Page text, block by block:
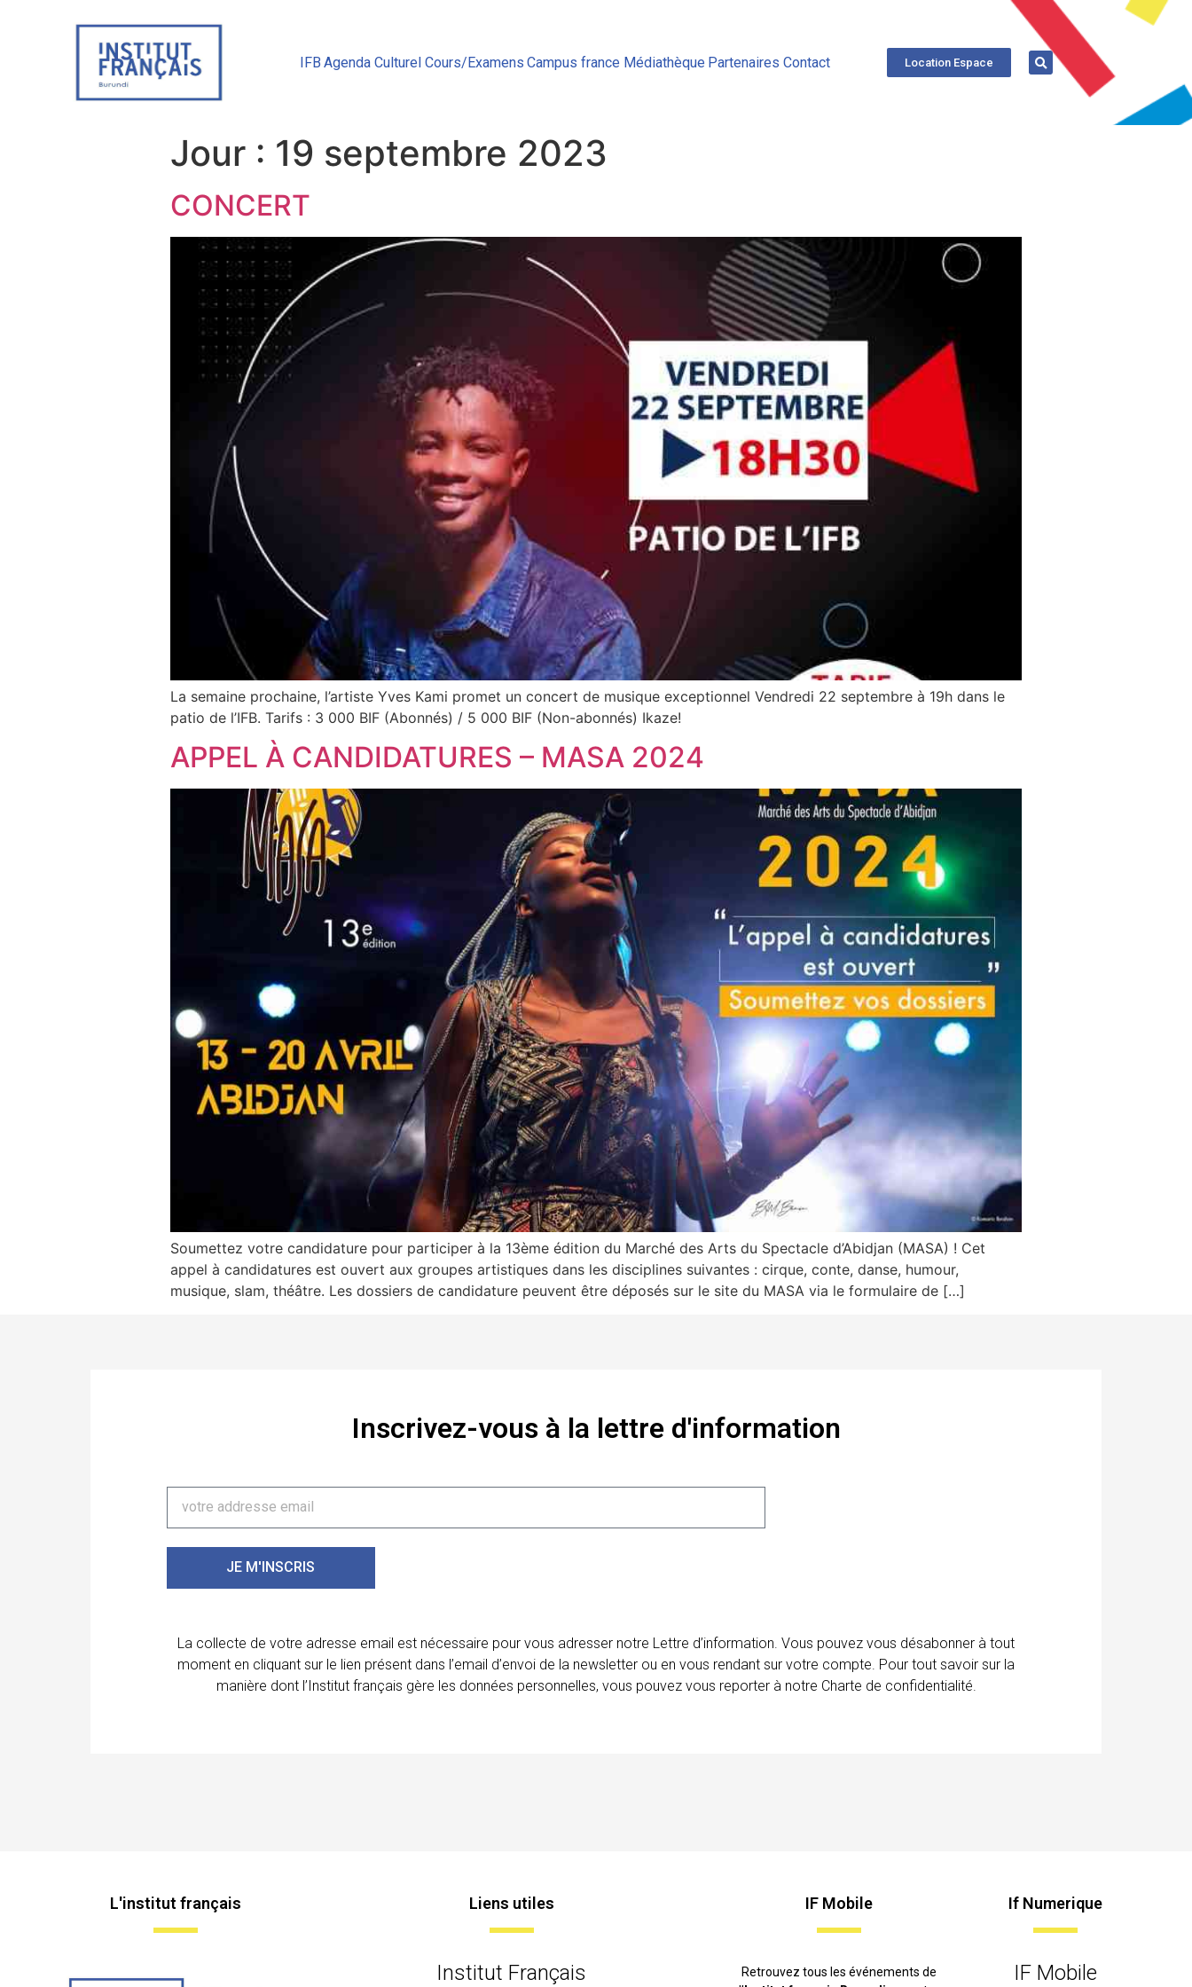
IFB Agenda Culturel Cours/Examens Campus france Médiathèque Partenaires Contact Location Espace
Jour : 19 septembre 2023
CONCERT
La semaine prochaine, l’artiste Yves Kami promet un concert de musique exceptionnel Vendredi 22 septembre à 19h dans le
patio de l’IFB. Tarifs : 3 000 BIF (Abonnés) / 5 000 BIF (Non-abonnés) Ikaze!
APPEL À CANDIDATURES – MASA 2024
Soumettez votre candidature pour participer à la 13ème édition du Marché des Arts du Spectacle d’Abidjan (MASA) ! Cet
appel à candidatures est ouvert aux groupes artistiques dans les disciplines suivantes : cirque, conte, danse, humour,
musique, slam, théâtre. Les dossiers de candidature peuvent être déposés sur le site du MASA via le formulaire de […]
Inscrivez-vous à la lettre d'information
JE M'INSCRIS
La collecte de votre adresse email est nécessaire pour vous adresser notre Lettre d’information. Vous pouvez vous désabonner à tout
moment en cliquant sur le lien présent dans l’email d’envoi de la newsletter ou en vous rendant sur votre compte. Pour tout savoir sur la
manière dont l’Institut français gère les données personnelles, vous pouvez vous reporter à notre Charte de confidentialité.
L'institut français Liens utiles
Institut Français
IF Mobile
Retrouvez tous les événements de
If Numerique
IF Mobile